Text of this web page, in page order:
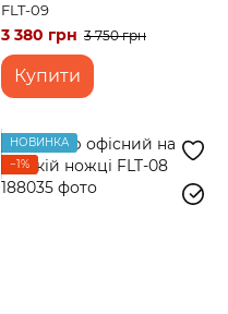
FLT-09
3 380 грн 3 750 грн
Купити
НОВИНКА
−1%